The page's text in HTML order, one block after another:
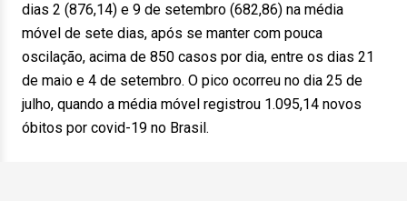
dias 2 (876,14) e 9 de setembro (682,86) na média
móvel de sete dias, após se manter com pouca
oscilação, acima de 850 casos por dia, entre os dias 21
de maio e 4 de setembro. O pico ocorreu no dia 25 de
julho, quando a média móvel registrou 1.095,14 novos
óbitos por covid-19 no Brasil.